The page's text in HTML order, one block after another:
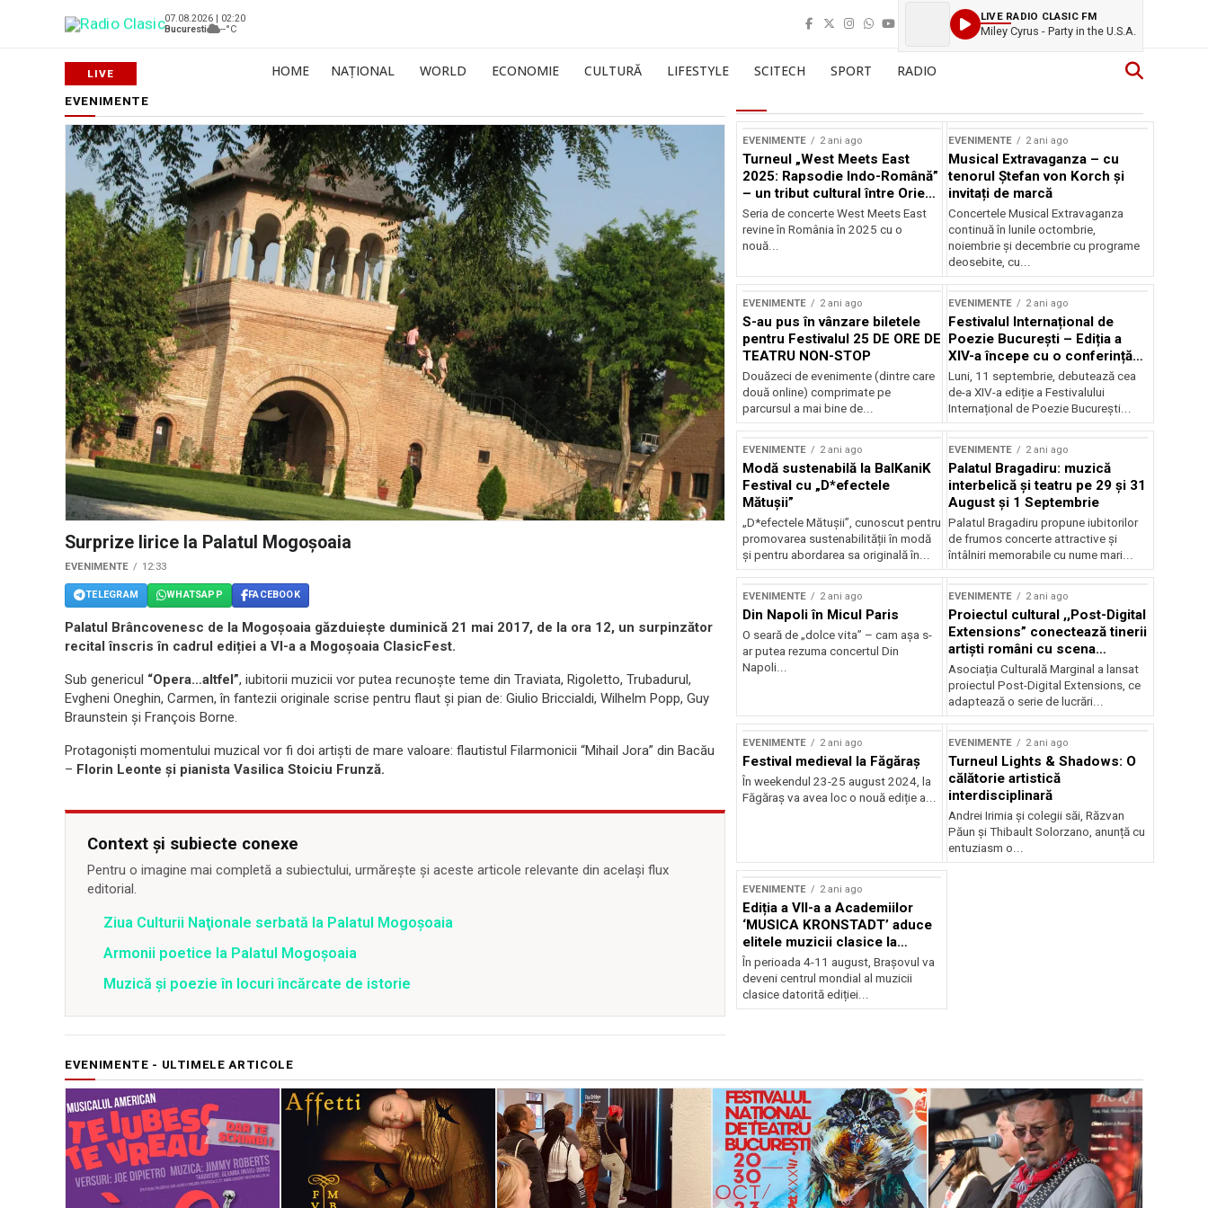
07.08.2026 | 02:20
Bucuresti
--°C
LIVE RADIO CLASIC FM
Miley Cyrus - Party in the U.S.A.
HOME NAȚIONAL WORLD ECONOMIE CULTURĂ LIFESTYLE SCITECH SPORT RADIO
EVENIMENTE
Surprize lirice la Palatul Mogoşoaia
EVENIMENTE 12:33
TELEGRAM WHATSAPP FACEBOOK
Palatul Brâncovenesc de la Mogoşoaia găzduiește duminică 21 mai 2017, de la ora 12, un surpinzător
recital înscris în cadrul ediției a VI-a a Mogoşoaia ClasicFest.
Sub genericul “Opera…altfel”, iubitorii muzicii vor putea recunoște teme din Traviata, Rigoletto, Trubadurul,
Evgheni Oneghin, Carmen, în fantezii originale scrise pentru flaut și pian de: Giulio Briccialdi, Wilhelm Popp, Guy
Braunstein și François Borne.
Protagoniști momentului muzical vor fi doi artiști de mare valoare: flautistul Filarmonicii “Mihail Jora” din Bacău
– Florin Leonte și pianista Vasilica Stoiciu Frunză.
Context și subiecte conexe
Pentru o imagine mai completă a subiectului, urmărește și aceste articole relevante din același flux
editorial.
Ziua Culturii Naţionale serbată la Palatul Mogoșoaia
Armonii poetice la Palatul Mogoșoaia
Muzică și poezie în locuri încărcate de istorie
EVENIMENTE 2 ani ago
Turneul „West Meets East
2025: Rapsodie Indo-Română”
– un tribut cultural între Orient
și Occident
Seria de concerte West Meets East
revine în România în 2025 cu o
nouă...
EVENIMENTE 2 ani ago
Musical Extravaganza – cu
tenorul Ștefan von Korch și
invitați de marcă
Concertele Musical Extravaganza
continuă în lunile octombrie,
noiembrie şi decembrie cu programe
deosebite, cu...
EVENIMENTE 2 ani ago
S-au pus în vânzare biletele
pentru Festivalul 25 DE ORE DE
TEATRU NON-STOP
Douăzeci de evenimente (dintre care
două online) comprimate pe
parcursul a mai bine de...
EVENIMENTE 2 ani ago
Festivalul Internațional de
Poezie București – Ediția a
XIV-a începe cu o conferință
despre limba română
susținută de Marco Lucchesi
Luni, 11 septembrie, debutează cea
de-a XIV-a ediție a Festivalului
Internațional de Poezie București...
EVENIMENTE 2 ani ago
Modă sustenabilă la BalKaniK
Festival cu „D*efectele
Mătușii”
„D*efectele Mătușii”, cunoscut pentru
promovarea sustenabilității în modă
și pentru abordarea sa originală în...
EVENIMENTE 2 ani ago
Palatul Bragadiru: muzică
interbelică şi teatru pe 29 şi 31
August şi 1 Septembrie
Palatul Bragadiru propune iubitorilor
de frumos concerte attractive şi
întâlniri memorabile cu nume mari...
EVENIMENTE 2 ani ago
Din Napoli în Micul Paris
O seară de „dolce vita” – cam așa s-
ar putea rezuma concertul Din
Napoli...
EVENIMENTE 2 ani ago
Proiectul cultural ,,Post-Digital
Extensions” conectează tinerii
artiști români cu scena
internațională
Asociația Culturală Marginal a lansat
proiectul Post-Digital Extensions, ce
adaptează o serie de lucrări...
EVENIMENTE 2 ani ago
Festival medieval la Făgăraș
În weekendul 23-25 august 2024, la
Făgăraș va avea loc o nouă ediție a...
EVENIMENTE 2 ani ago
Turneul Lights & Shadows: O
călătorie artistică
interdisciplinară
Andrei Irimia și colegii săi, Răzvan
Păun și Thibault Solorzano, anunță cu
entuziasm o...
EVENIMENTE 2 ani ago
Ediția a VII-a a Academiilor
‘MUSICA KRONSTADT’ aduce
elitele muzicii clasice la
Brașov
În perioada 4-11 august, Brașovul va
deveni centrul mondial al muzicii
clasice datorită ediției...
EVENIMENTE - ULTIMELE ARTICOLE